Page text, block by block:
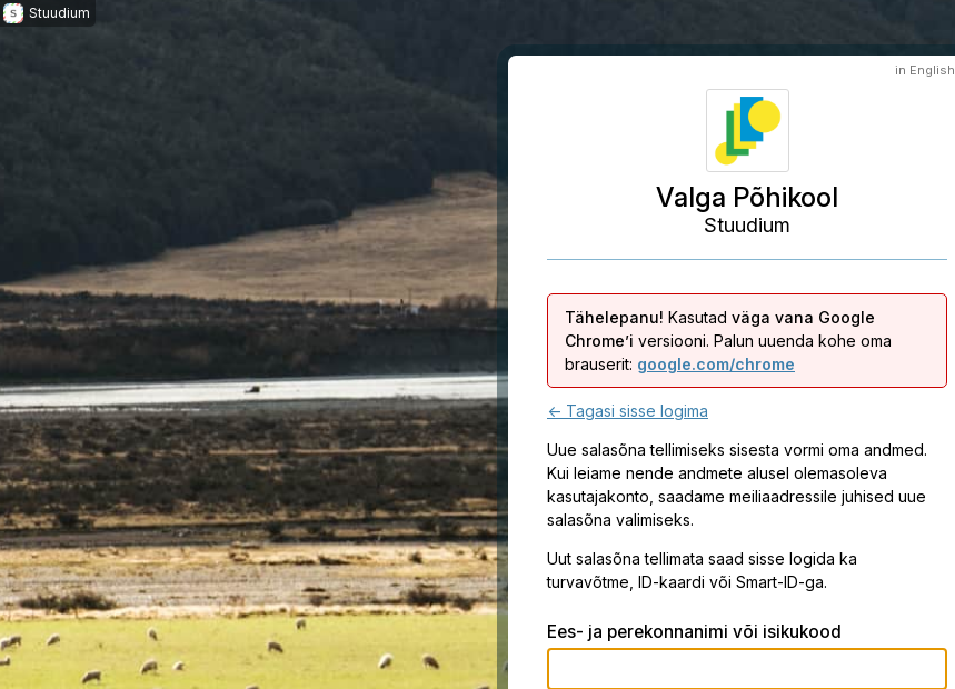
Stuudium
in English
Valga Põhikool
Stuudium
Tähelepanu! Kasutad väga vana Google
Chrome’i versiooni. Palun uuenda kohe oma
brauserit: google.com/chrome
← Tagasi sisse logima
Uue salasõna tellimiseks sisesta vormi oma andmed.
Kui leiame nende andmete alusel olemasoleva
kasutajakonto, saadame meiliaadressile juhised uue
salasõna valimiseks.
Uut salasõna tellimata saad sisse logida ka
turvavõtme, ID-kaardi või Smart-ID-ga.
Ees- ja perekonnanimi või isikukood